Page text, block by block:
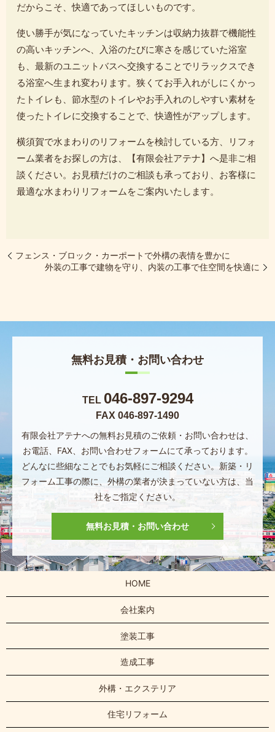
だからこそ、快適であってほしいものです。
使い勝手が気になっていたキッチンは収納力抜群で機能性
の高いキッチンへ、入浴のたびに寒さを感じていた浴室
も、最新のユニットバスへ交換することでリラックスでき
る浴室へ生まれ変わります。狭くてお手入れがしにくかっ
たトイレも、節水型のトイレやお手入れのしやすい素材を
使ったトイレに交換することで、快適性がアップします。
横須賀で水まわりのリフォームを検討している方、リフォ
ーム業者をお探しの方は、【有限会社アテナ】へ是非ご相
談ください。お見積だけのご相談も承っており、お客様に
最適な水まわりリフォームをご案内いたします。
フェンス・ブロック・カーポートで外構の表情を豊かに
外装の工事で建物を守り、内装の工事で住空間を快適に
無料お見積・お問い合わせ
TEL 046-897-9294
FAX 046-897-1490
有限会社アテナへの無料お見積のご依頼・お問い合わせは、
お電話、FAX、お問い合わせフォームにて承っております。
どんなに些細なことでもお気軽にご相談ください。 新築・リ
フォーム工事の際に、 外構の業者が決まっていない方は、 当
社をご指定ください。
無料お見積・お問い合わせ
HOME
会社案内
塗装工事
造成工事
外構・エクステリア
住宅リフォーム